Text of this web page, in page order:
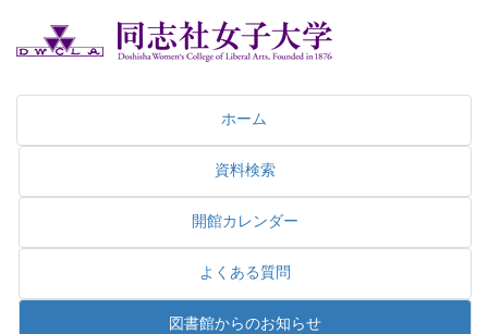
ホーム
資料検索
開館カレンダー
よくある質問
図書館からのお知らせ